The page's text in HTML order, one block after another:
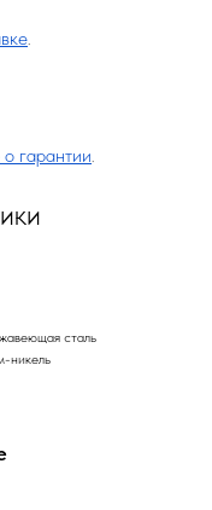
.
гарантии.
сталь
никель